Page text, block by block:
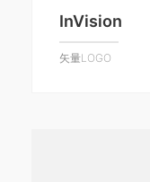
InVision
矢量LOGO